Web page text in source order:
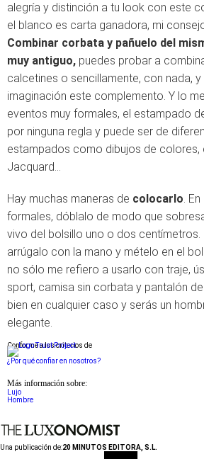
alegría y distinción a tu look con este
el blanco es carta ganadora, mi
Combinar corbata y pañuelo del
muy antiguo, puedes probar a
calcetines o sencillamente, con nada, y
imaginación este complemento. Y lo
eventos muy formales, el estampado
por ninguna regla y puede ser de
estampados como dibujos de colores,
Jacquard…
Hay muchas maneras de colocarlo.
formales, dóblalo de modo que
vivo del bolsillo uno o dos centímetros.
arrúgalo con la mano y mételo en el
no sólo me refiero a usarlo con traje,
sport, camisa sin corbata y pantalón
bien en cualquier caso y serás un
elegante.
Conforme a los criterios de
¿Por qué confiar en nosotros?
Más información sobre:
Lujo
Hombre
Una publicación de:20 MINUTOS EDITORA, S.L.